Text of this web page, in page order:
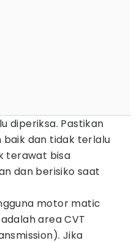
diperiksa. Pastikan
baik dan tidak terlalu
terawat bisa
dan berisiko saat
motor matic
area CVT
Jika